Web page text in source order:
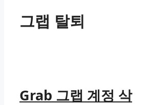
그랩 탈퇴
Grab 그랩 계정 삭